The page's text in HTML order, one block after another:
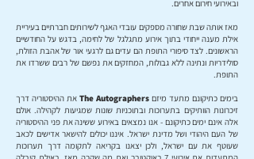
ובאירועי חירום אחרים.
מאז אותה שבת שחורה מספקים עובדי האגף לשירותים חברתיים בעיריית
אילת מענה ייחודי בתוך אירוע מתגלגל של לחימה, בדגש על החודשיים
הראשונים. לצד סיפורי התופת הם עדים גם לרגעי אור של אהבת הזולת,
סולידריות ונתינה ללא גבולות, המחזקים את נפשם של רבים ששרדו את
התופת.
בימים כתיקונם מתעד מיזם The Autographers את ההיסטוריה דרך
זיכרונות הוותיקים בתערוכות ובתוכניות שונות שמגיעות לקהילה. אולם
אלה אינם ימים כתיקונם - אנו נמצאים באירוע ששינה את פני ההיסטוריה
של העם היהודי ושל מדינת ישראל. איננו יכולים להישאר אדישים לכאב
שעוטף את עם ישראל, ולכן יצאנו בקריאה לתקומה דרך תערוכות